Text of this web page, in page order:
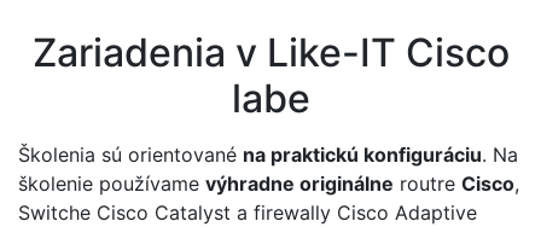
Zariadenia v Like-IT Cisco
labe
Školenia sú orientované na praktickú konfiguráciu. Na
školenie používame výhradne originálne routre Cisco,
Switche Cisco Catalyst a firewally Cisco Adaptive